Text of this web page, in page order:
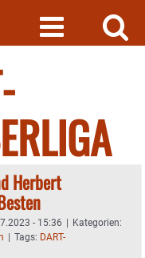
Herbert
- 15:36 | Kategorien:
| Tags: DART-